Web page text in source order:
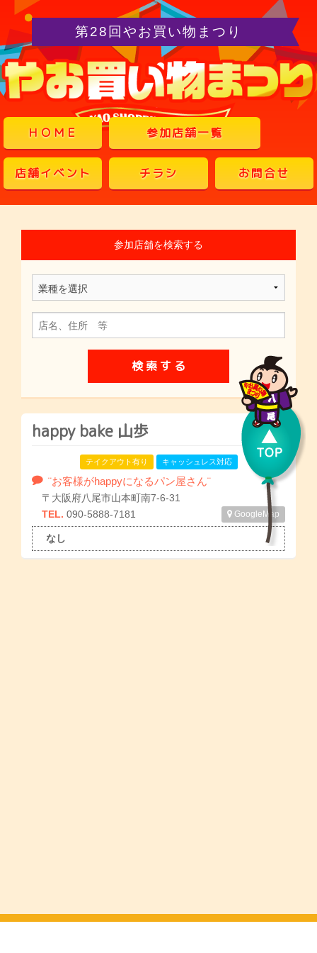
第28回やお買い物まつり
ＨＯＭＥ 参加店舗一覧
店舗イベント チラシ お問合せ
参加店舗を検索する
happy bake 山歩
テイクアウト有り キャッシュレス対応
¨お客様がhappyになるパン屋さん¨
〒大阪府八尾市山本町南7-6-31
GoogleMap
TEL. 090-5888-7181
なし